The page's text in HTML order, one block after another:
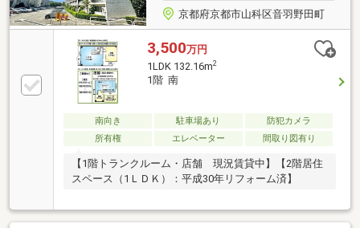
京都府京都市山科区音羽野田町
3,500万円
1LDK 132.16m2
1階 南
南向き 駐車場あり
防犯カメラ
所有権
エレベーター 間取り図有り
【1階トランクルーム・店舗 現況賃貸中】【2階居住
スペース（1ＬＤＫ）：平成30年リフォーム済】